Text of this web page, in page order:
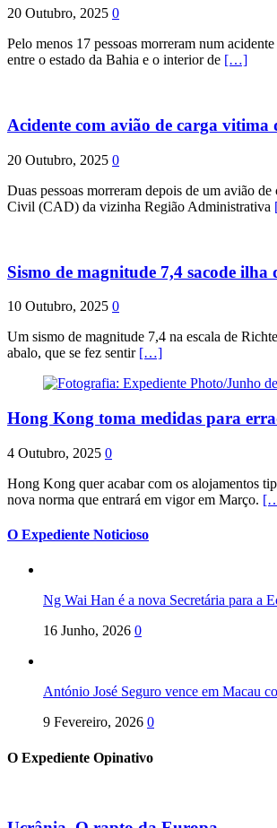
20 Outubro, 2025 0
Pelo menos 17 pessoas morreram num
entre o estado da Bahia e o interior de […]
Acidente com avião de carga vitima
20 Outubro, 2025 0
Duas pessoas morreram depois de um avião
Civil (CAD) da vizinha Região Administrativa
Sismo de magnitude 7,4 sacode ilha
10 Outubro, 2025 0
Um sismo de magnitude 7,4 na escala de
abalo, que se fez sentir […]
Hong Kong toma medidas para
4 Outubro, 2025 0
Hong Kong quer acabar com os alojamentos
nova norma que entrará em vigor em Março.
O Expediente Noticioso
Ng Wai Han é a nova Secretária para a
16 Junho, 2026 0
António José Seguro vence em Macau
9 Fevereiro, 2026 0
O Expediente Opinativo